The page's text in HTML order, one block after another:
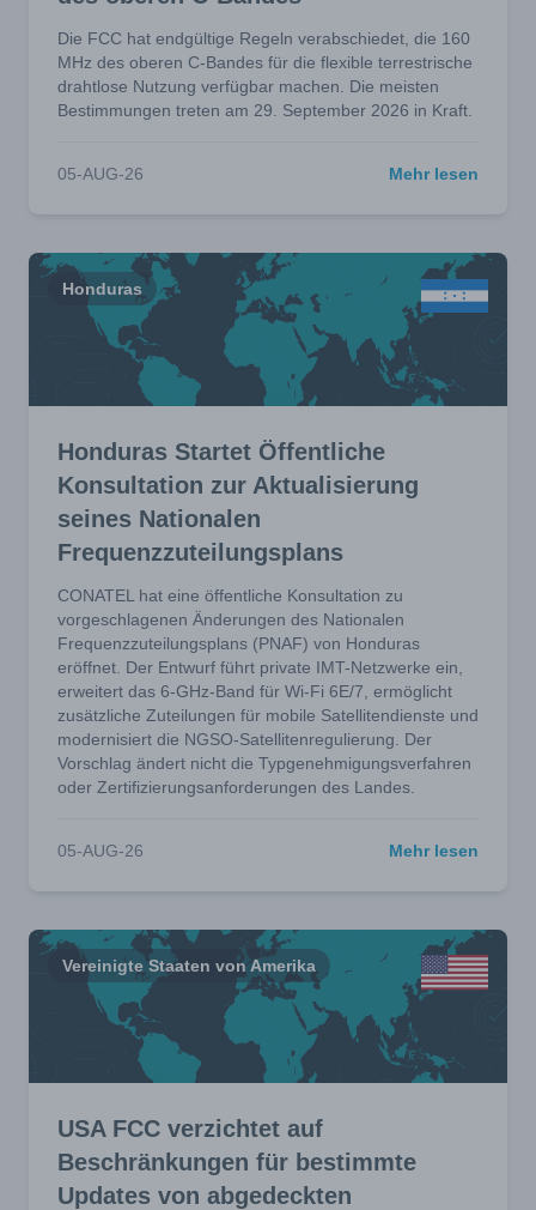
Die FCC hat endgültige Regeln verabschiedet, die 160
MHz des oberen C-Bandes für die flexible terrestrische
drahtlose Nutzung verfügbar machen. Die meisten
Bestimmungen treten am 29. September 2026 in Kraft.
05-AUG-26 Mehr lesen
Honduras
Honduras Startet Öffentliche
Konsultation zur Aktualisierung
seines Nationalen
Frequenzzuteilungsplans
CONATEL hat eine öffentliche Konsultation zu
vorgeschlagenen Änderungen des Nationalen
Frequenzzuteilungsplans (PNAF) von Honduras
eröffnet. Der Entwurf führt private IMT-Netzwerke ein,
erweitert das 6-GHz-Band für Wi-Fi 6E/7, ermöglicht
zusätzliche Zuteilungen für mobile Satellitendienste und
modernisiert die NGSO-Satellitenregulierung. Der
Vorschlag ändert nicht die Typgenehmigungsverfahren
oder Zertifizierungsanforderungen des Landes.
05-AUG-26 Mehr lesen
Vereinigte Staaten von Amerika
USA FCC verzichtet auf
Beschränkungen für bestimmte
Updates von abgedeckten